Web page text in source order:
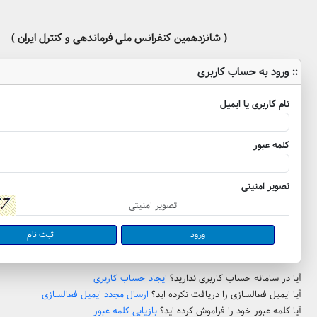
( شانزدهمین کنفرانس ملی فرماندهی و کنترل ایران )
:: ورود به حساب کاربری
نام کاربری یا ایمیل
کلمه عبور
تصویر امنیتی
ثبت نام
آیا در سامانه حساب کاربری ندارید؟ ایجاد حساب کاربری
آیا ایمیل فعالسازی را دریافت نکرده اید؟ ارسال مجدد ایمیل فعالسازی
آیا کلمه عبور خود را فراموش کرده اید؟ بازیابی کلمه عبور